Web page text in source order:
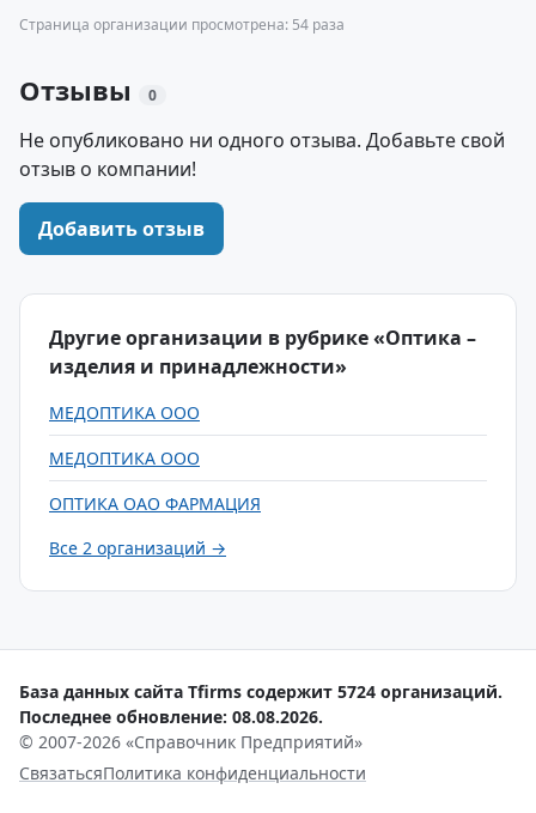
Страница организации просмотрена: 54 раза
Отзывы 0
Не опубликовано ни одного отзыва. Добавьте свой
отзыв о компании!
Добавить отзыв
Другие организации в рубрике «Оптика –
изделия и принадлежности»
МЕДОПТИКА ООО
МЕДОПТИКА ООО
ОПТИКА ОАО ФАРМАЦИЯ
Все 2 организаций →
База данных сайта Tfirms содержит 5724 организаций.
Последнее обновление: 08.08.2026.
© 2007-2026 «Справочник Предприятий»
СвязатьсяПолитика конфиденциальности